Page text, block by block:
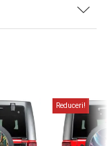
Reduceri!